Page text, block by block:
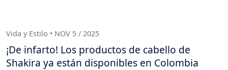
Vida y Estilo • NOV 5 / 2025
¡De infarto! Los productos de cabello de
Shakira ya están disponibles en Colombia